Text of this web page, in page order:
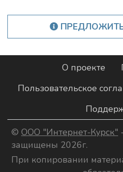
О проекте
Пользовательское
© ООО "Интернет-Курск"
защищены 2026г.
При копировании